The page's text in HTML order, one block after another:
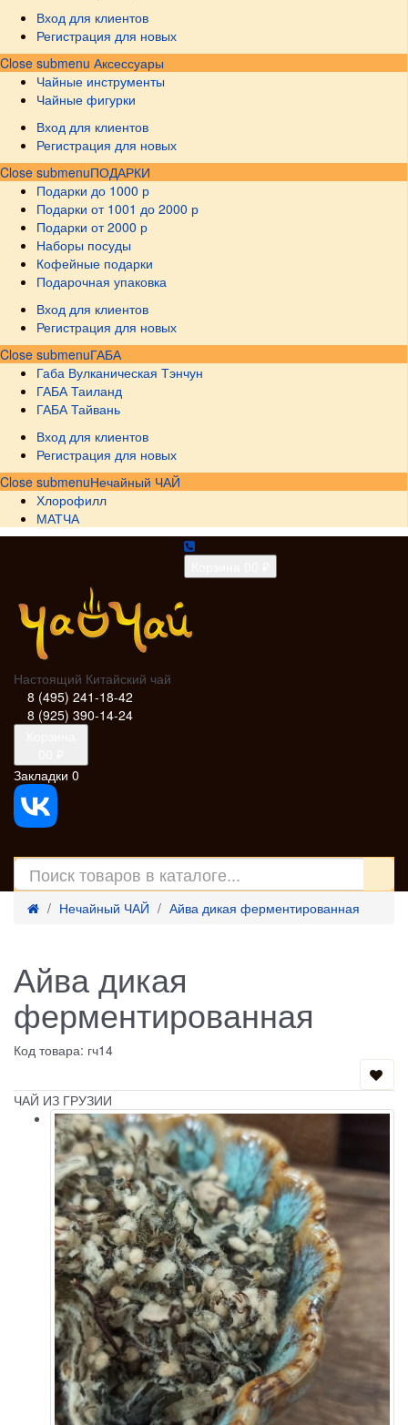
Вход для клиентов
Регистрация для новых
Close submenu Аксессуары
Чайные инструменты
Чайные фигурки
Вход для клиентов
Регистрация для новых
Close submenuПОДАРКИ
Подарки до 1000 р
Подарки от 1001 до 2000 р
Подарки от 2000 р
Наборы посуды
Кофейные подарки
Подарочная упаковка
Вход для клиентов
Регистрация для новых
Close submenuГАБА
Габа Вулканическая Тэнчун
ГАБА Таиланд
ГАБА Тайвань
Вход для клиентов
Регистрация для новых
Close submenuНечайный ЧАЙ
Хлорофилл
МАТЧА
Настоящий Китайский чай
8 (495) 241-18-42
8 (925) 390-14-24
Закладки 0
Нечайный ЧАЙ Айва дикая ферментированная
Айва дикая
ферментированная
Код товара: гч14
ЧАЙ ИЗ ГРУЗИИ